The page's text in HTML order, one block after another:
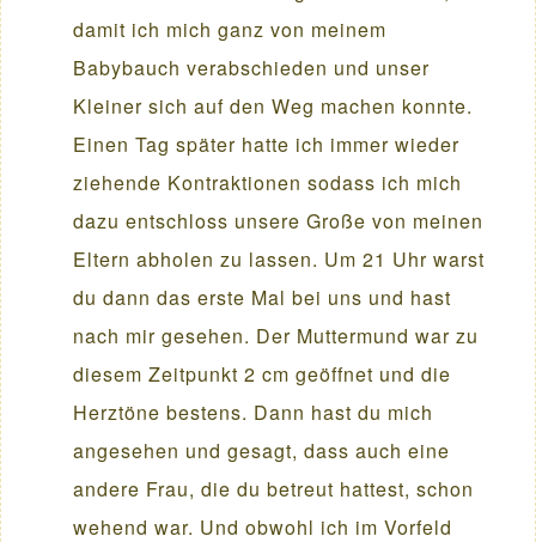
damit ich mich ganz von meinem
Babybauch verabschieden und unser
Kleiner sich auf den Weg machen konnte.
Einen Tag später hatte ich immer wieder
ziehende Kontraktionen sodass ich mich
dazu entschloss unsere Große von meinen
Eltern abholen zu lassen. Um 21 Uhr warst
du dann das erste Mal bei uns und hast
nach mir gesehen. Der Muttermund war zu
diesem Zeitpunkt 2 cm geöffnet und die
Herztöne bestens. Dann hast du mich
angesehen und gesagt, dass auch eine
andere Frau, die du betreut hattest, schon
wehend war. Und obwohl ich im Vorfeld